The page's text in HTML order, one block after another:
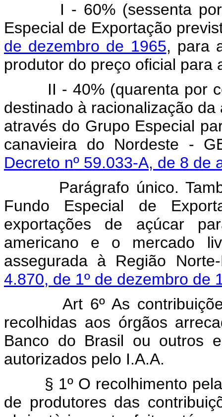
I - 60% (sessenta por
Especial de Exportação
de dezembro de 1965, para
produtor do preço oficial para
II - 40% (quarenta por
destinado à racionalização
através do Grupo Especial
canavieira do Nordeste -
Decreto nº 59.033-A, de 8 de
Parágrafo único.
Fundo Especial de
exportações de açúcar
americano e o mercado
assegurada à Região
4.870, de 1º de dezembro de
Art 6º As
recolhidas aos órgãos
Banco do Brasil ou outros
autorizados pelo I.A.A.
§ 1º O recolhimento pelas
de produtores das